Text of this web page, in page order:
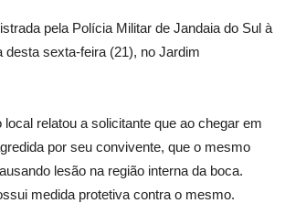
pela Polícia Militar de Jandaia do Sul à
desta sexta-feira (21), no Jardim
relatou a solicitante que ao chegar em
por seu convivente, que o mesmo
lesão na região interna da boca.
medida protetiva contra o mesmo.